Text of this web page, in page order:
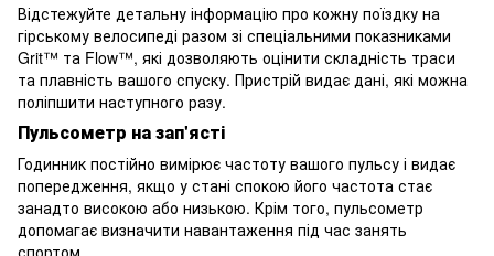
Відстежуйте детальну інформацію про кожну поїздку на
гірському велосипеді разом зі спеціальними показниками
Grit™ та Flow™, які дозволяють оцінити складність траси
та плавність вашого спуску. Пристрій видає дані, які можна
поліпшити наступного разу.
Пульсометр на зап'ясті
Годинник постійно вимірює частоту вашого пульсу і видає
попередження, якщо у стані спокою його частота стає
занадто високою або низькою. Крім того, пульсометр
допомагає визначити навантаження під час занять
спортом.